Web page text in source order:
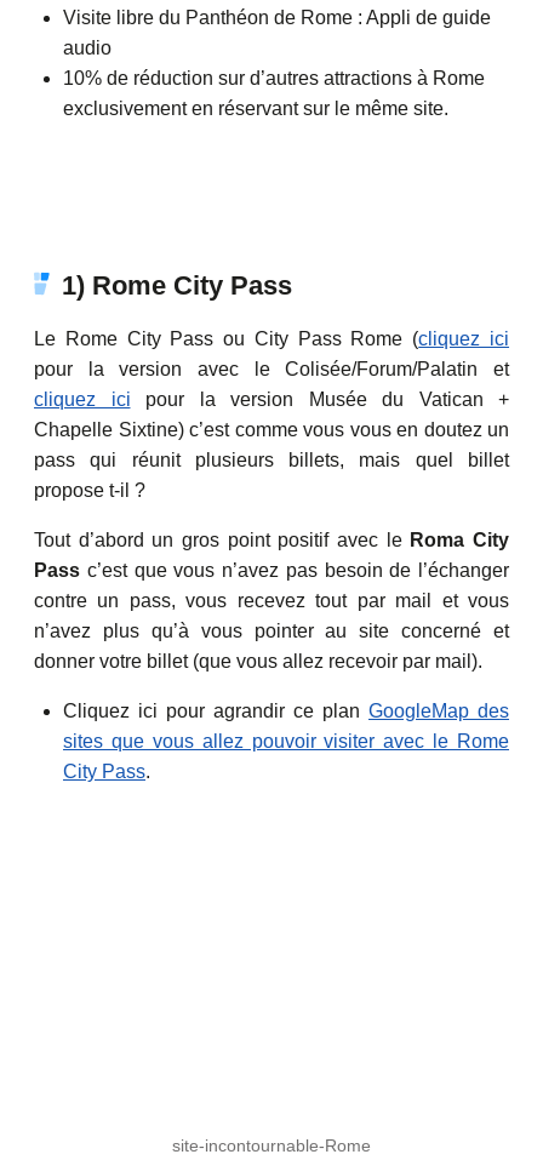
Visite libre du Panthéon de Rome : Appli de guide
audio
10% de réduction sur d’autres attractions à Rome
exclusivement en réservant sur le même site.
1) Rome City Pass
Le Rome City Pass ou City Pass Rome (cliquez ici
pour la version avec le Colisée/Forum/Palatin et
cliquez ici pour la version Musée du Vatican +
Chapelle Sixtine) c’est comme vous vous en doutez un
pass qui réunit plusieurs billets, mais quel billet
propose t-il ?
Tout d’abord un gros point positif avec le Roma City
Pass c’est que vous n’avez pas besoin de l’échanger
contre un pass, vous recevez tout par mail et vous
n’avez plus qu’à vous pointer au site concerné et
donner votre billet (que vous allez recevoir par mail).
Cliquez ici pour agrandir ce plan GoogleMap des
sites que vous allez pouvoir visiter avec le Rome
City Pass.
site-incontournable-Rome